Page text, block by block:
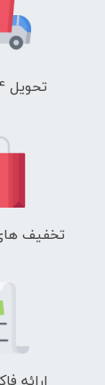
تحویل 24 ساعته
تخفیف